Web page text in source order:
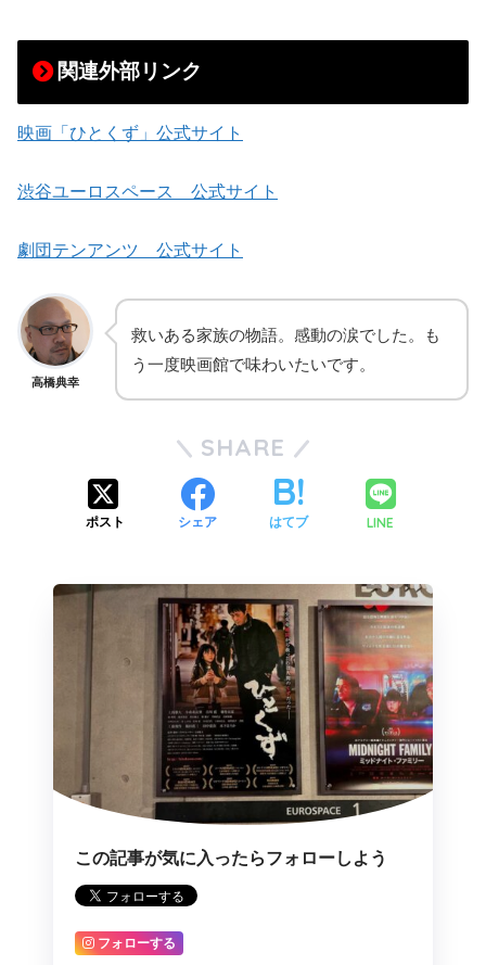
関連外部リンク
映画「ひとくず」公式サイト
渋谷ユーロスペース 公式サイト
劇団テンアンツ 公式サイト
高橋典幸
救いある家族の物語。感動の涙でした。も
う一度映画館で味わいたいです。
SHARE
ポスト シェア はてブ LINE
この記事が気に入ったらフォローしよう
フォローする